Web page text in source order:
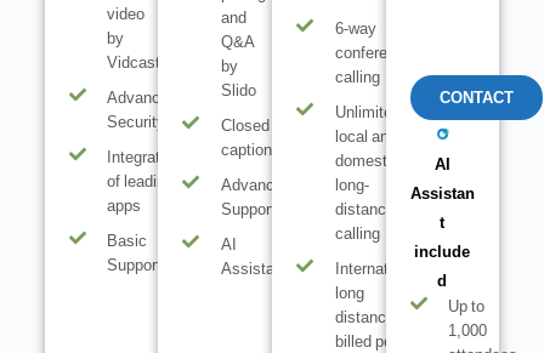
video
by
Vidcast
Advanced
Security
Integration
of leading
apps
Basic
Support
and
Q&A
by
Slido
Closed
captions
Advanced
Support
AI
Assistant
6-way
conference
calling
Unlimited
local and
domestic
long-
distance
calling
International
long
distance
billed per
CONTACT
AI
Assistan
t
include
d
Up to
1,000